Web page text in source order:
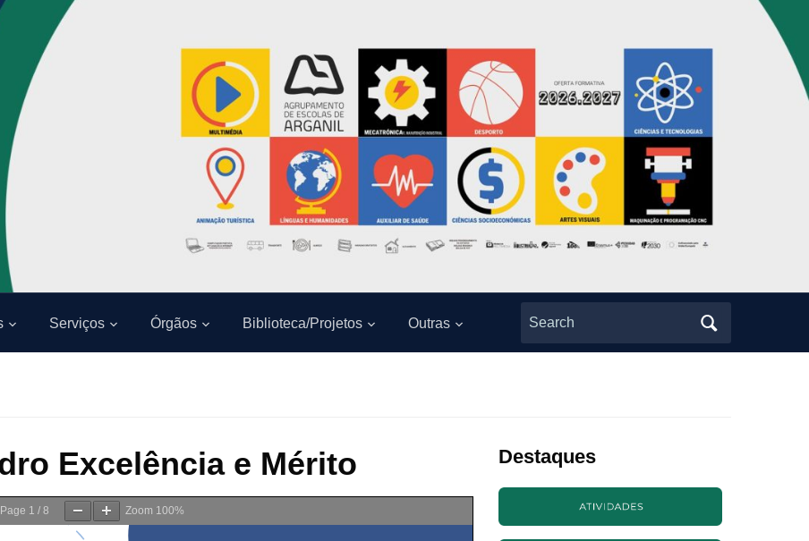
Serviços Órgãos Biblioteca/Projetos Outras
Search
for:
Excelência e Mérito
Page 1 / 8 Zoom 100%
Destaques